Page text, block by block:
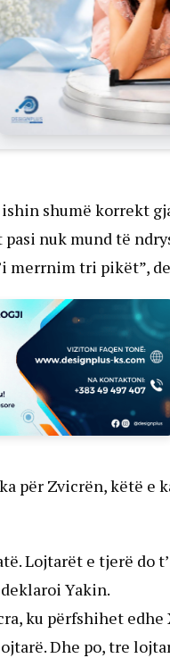
shumë korrekt
nuk mund të
merrnim tri pikët”,
për Zvicrën, këtë e
Lojtarët e tjerë do
Yakin.
ku përfshihet
Dhe po, tre